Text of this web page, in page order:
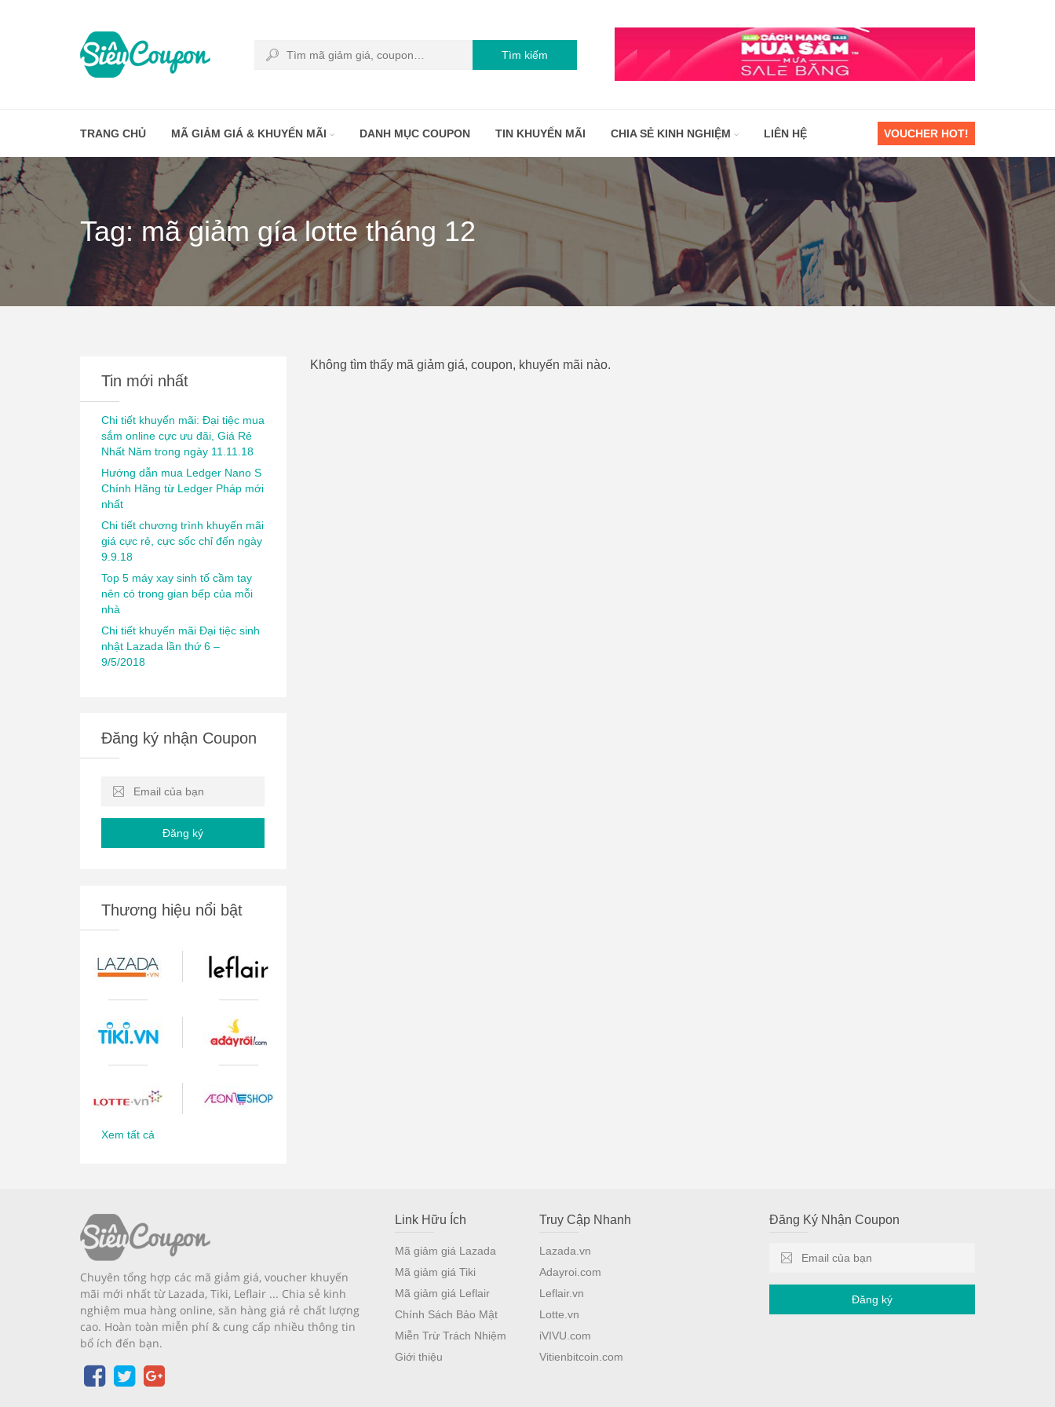
Tìm kiếm
TRANG CHỦ MÃ GIẢM GIÁ & KHUYẾN MÃI DANH MỤC COUPON TIN KHUYẾN MÃI CHIA SẺ KINH NGHIỆM LIÊN HỆ VOUCHER HOT!
Tag: mã giảm gía lotte tháng 12
Tin mới nhất
Chi tiết khuyến mãi: Đại tiệc mua
sắm online cực ưu đãi, Giá Rẻ
Nhất Năm trong ngày 11.11.18
Hướng dẫn mua Ledger Nano S
Chính Hãng từ Ledger Pháp mới
nhất
Chi tiết chương trình khuyến mãi
giá cực rẻ, cực sốc chỉ đến ngày
9.9.18
Top 5 máy xay sinh tố cầm tay
nên có trong gian bếp của mỗi
nhà
Chi tiết khuyến mãi Đại tiệc sinh
nhật Lazada lần thứ 6 –
9/5/2018
Đăng ký nhận Coupon
Đăng ký
Thương hiệu nổi bật
Xem tất cả
Không tìm thấy mã giảm giá, coupon, khuyến mãi nào.
Chuyên tổng hợp các mã giảm giá, voucher khuyến
mãi mới nhất từ Lazada, Tiki, Leflair ... Chia sẻ kinh
nghiệm mua hàng online, săn hàng giá rẻ chất lượng
cao. Hoàn toàn miễn phí & cung cấp nhiều thông tin
bổ ích đến bạn.
Link Hữu Ích
Mã giảm giá Lazada
Mã giảm giá Tiki
Mã giảm giá Leflair
Chính Sách Bảo Mật
Miễn Trừ Trách Nhiệm
Giới thiệu
Truy Cập Nhanh
Lazada.vn
Adayroi.com
Leflair.vn
Lotte.vn
iVIVU.com
Vitienbitcoin.com
Đăng Ký Nhận Coupon
Đăng ký